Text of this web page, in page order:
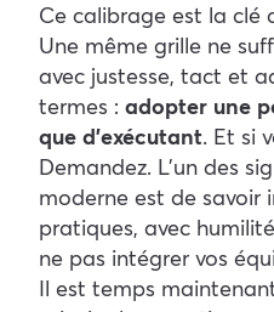
Ce calibrage est la clé
Une même grille ne
avec justesse, tact et
termes : adopter une
que d’exécutant. Et si
Demandez. L’un des
moderne est de savoir
pratiques, avec
ne pas intégrer vos
Il est temps